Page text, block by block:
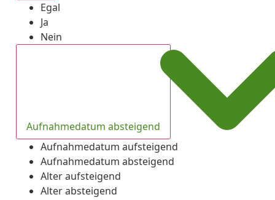
Egal
Ja
Nein
Aufnahmedatum absteigend
Aufnahmedatum aufsteigend
Aufnahmedatum absteigend
Alter aufsteigend
Alter absteigend